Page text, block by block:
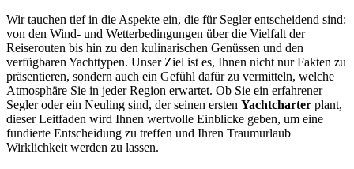
Wir tauchen tief in die Aspekte ein, die für Segler entscheidend sind:
von den Wind- und Wetterbedingungen über die Vielfalt der
Reiserouten bis hin zu den kulinarischen Genüssen und den
verfügbaren Yachttypen. Unser Ziel ist es, Ihnen nicht nur Fakten zu
präsentieren, sondern auch ein Gefühl dafür zu vermitteln, welche
Atmosphäre Sie in jeder Region erwartet. Ob Sie ein erfahrener
Segler oder ein Neuling sind, der seinen ersten Yachtcharter plant,
dieser Leitfaden wird Ihnen wertvolle Einblicke geben, um eine
fundierte Entscheidung zu treffen und Ihren Traumurlaub
Wirklichkeit werden zu lassen.